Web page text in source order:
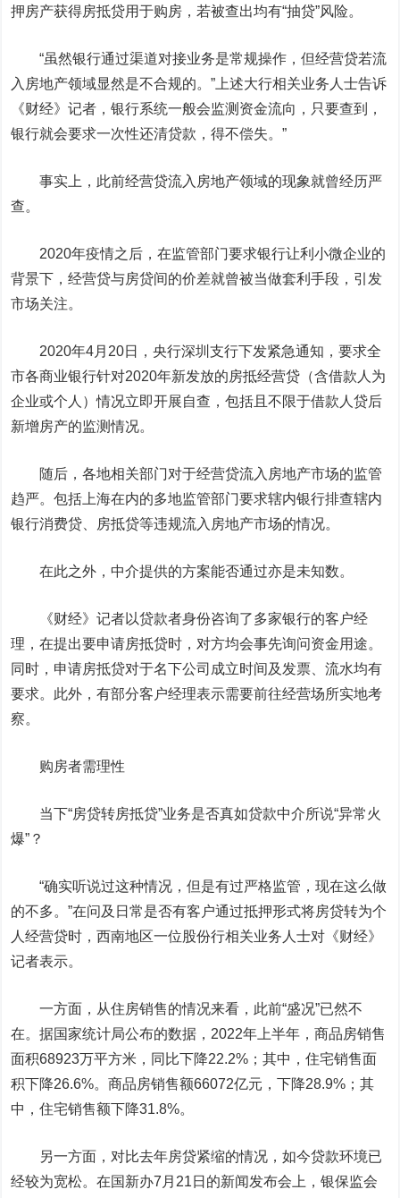
押房产获得房抵贷用于购房，若被查出均有“抽贷”风险。
“虽然银行通过渠道对接业务是常规操作，但经营贷若流
入房地产领域显然是不合规的。”上述大行相关业务人士告诉
《财经》记者，银行系统一般会监测资金流向，只要查到，
银行就会要求一次性还清贷款，得不偿失。”
事实上，此前经营贷流入房地产领域的现象就曾经历严
查。
2020年疫情之后，在监管部门要求银行让利小微企业的
背景下，经营贷与房贷间的价差就曾被当做套利手段，引发
市场关注。
2020年4月20日，央行深圳支行下发紧急通知，要求全
市各商业银行针对2020年新发放的房抵经营贷（含借款人为
企业或个人）情况立即开展自查，包括且不限于借款人贷后
新增房产的监测情况。
随后，各地相关部门对于经营贷流入房地产市场的监管
趋严。包括上海在内的多地监管部门要求辖内银行排查辖内
银行消费贷、房抵贷等违规流入房地产市场的情况。
在此之外，中介提供的方案能否通过亦是未知数。
《财经》记者以贷款者身份咨询了多家银行的客户经
理，在提出要申请房抵贷时，对方均会事先询问资金用途。
同时，申请房抵贷对于名下公司成立时间及发票、流水均有
要求。此外，有部分客户经理表示需要前往经营场所实地考
察。
购房者需理性
当下“房贷转房抵贷”业务是否真如贷款中介所说“异常火
爆”？
“确实听说过这种情况，但是有过严格监管，现在这么做
的不多。”在问及日常是否有客户通过抵押形式将房贷转为个
人经营贷时，西南地区一位股份行相关业务人士对《财经》
记者表示。
一方面，从住房销售的情况来看，此前“盛况”已然不
在。据国家统计局公布的数据，2022年上半年，商品房销售
面积68923万平方米，同比下降22.2%；其中，住宅销售面
积下降26.6%。商品房销售额66072亿元，下降28.9%；其
中，住宅销售额下降31.8%。
另一方面，对比去年房贷紧缩的情况，如今贷款环境已
经较为宽松。在国新办7月21日的新闻发布会上，银保监会